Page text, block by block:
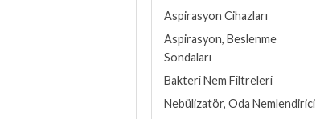
Aspirasyon Cihazları
Aspirasyon, Beslenme
Sondaları
Bakteri Nem Filtreleri
Nebülizatör, Oda Nemlendirici